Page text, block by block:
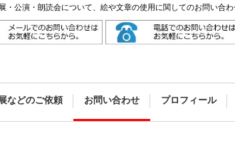
公演・朗読会について、絵や文章の使用に関してのお問い合わ
などのご依頼 お問い合わせ プロフィール